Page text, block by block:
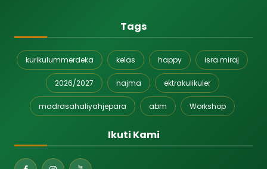
Tags
kurikulummerdeka kelas happy isra miraj
2026/2027 najma ektrakulikuler
madrasahaliyahjepara abm Workshop
Ikuti Kami